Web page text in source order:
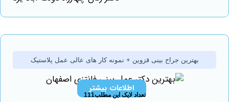
بهترین جراح بینی قزوین + نمونه کار های عالی عمل پلاستیک
اطلاعات بیشتر
تعداد لایک این مطلب111